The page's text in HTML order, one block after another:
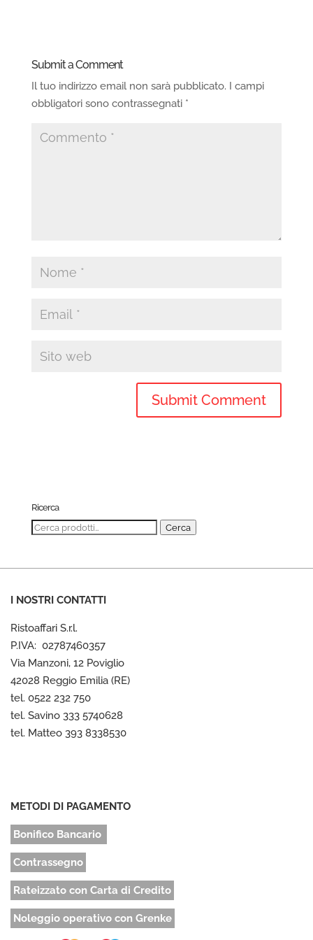
Submit a Comment
Il tuo indirizzo email non sarà pubblicato.
I campi
obbligatori sono contrassegnati *
Ricerca
Cerca: Cerca
I NOSTRI CONTATTI
Ristoaffari S.r.l.
P.IVA: 02787460357
Via Manzoni, 12 Poviglio
42028 Reggio Emilia (RE)
tel. 0522 232 750
tel. Savino 333 5740628
tel. Matteo 393 8338530
METODI DI PAGAMENTO
Bonifico Bancario
Contrassegno
Rateizzato con Carta di Credito
Noleggio operativo con Grenke